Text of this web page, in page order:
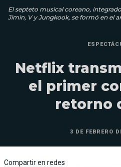
El septeto musical coreano,
Jimin, V y Jungkook, se formó en el
Netflix
el primer
retorno
3 DE FEBRERO
Compartir en redes